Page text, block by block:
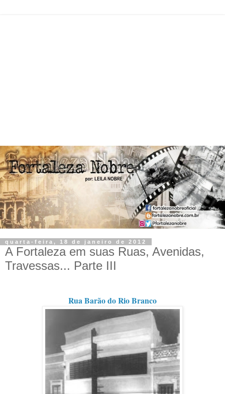
quarta-feira, 18 de janeiro de 2012
A Fortaleza em suas Ruas, Avenidas,
Travessas... Parte III
Rua Barão do Rio Branco